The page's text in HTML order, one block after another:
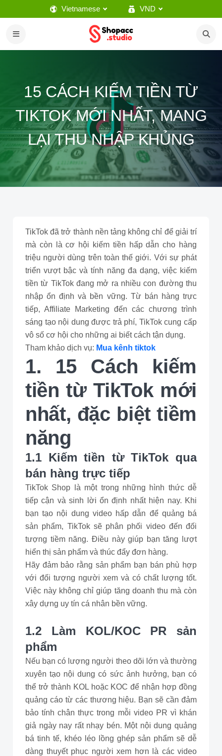
Vietnamese VND
15 CÁCH KIẾM TIỀN TỪ
TIKTOK MỚI NHẤT, MANG
LẠI THU NHẬP KHỦNG
TikTok đã trở thành nền tảng không chỉ để giải trí
mà còn là cơ hội kiếm tiền hấp dẫn cho hàng
triệu người dùng trên toàn thế giới. Với sự phát
triển vượt bậc và tính năng đa dạng, việc kiếm
tiền từ TikTok đang mở ra nhiều con đường thu
nhập ổn định và bền vững. Từ bán hàng trực
tiếp, Affiliate Marketing đến các chương trình
sáng tạo nội dung được trả phí, TikTok cung cấp
vô số cơ hội cho những ai biết cách tận dụng.
Tham khảo dịch vụ: Mua kênh tiktok
1. 15 Cách kiếm
tiền từ TikTok mới
nhất, đặc biệt tiềm
năng
1.1 Kiếm tiền từ TikTok qua
bán hàng trực tiếp
TikTok Shop là một trong những hình thức dễ
tiếp cận và sinh lời ổn định nhất hiện nay. Khi
bạn tạo nội dung video hấp dẫn để quảng bá
sản phẩm, TikTok sẽ phân phối video đến đối
tượng tiềm năng. Điều này giúp bạn tăng lượt
hiển thị sản phẩm và thúc đẩy đơn hàng.
Hãy đảm bảo rằng sản phẩm bạn bán phù hợp
với đối tượng người xem và có chất lượng tốt.
Việc này không chỉ giúp tăng doanh thu mà còn
xây dựng uy tín cá nhân bền vững.
1.2 Làm KOL/KOC PR sản
phẩm
Nếu bạn có lượng người theo dõi lớn và thường
xuyên tạo nội dung có sức ảnh hưởng, bạn có
thể trở thành KOL hoặc KOC để nhận hợp đồng
quảng cáo từ các thương hiệu. Bạn sẽ cần đảm
bảo tính chân thực trong mỗi video PR vì khán
giả ngày nay rất nhạy bén. Một nội dung quảng
bá tinh tế, khéo léo lồng ghép sản phẩm sẽ dễ
dàng thuyết phục người xem hơn là các video